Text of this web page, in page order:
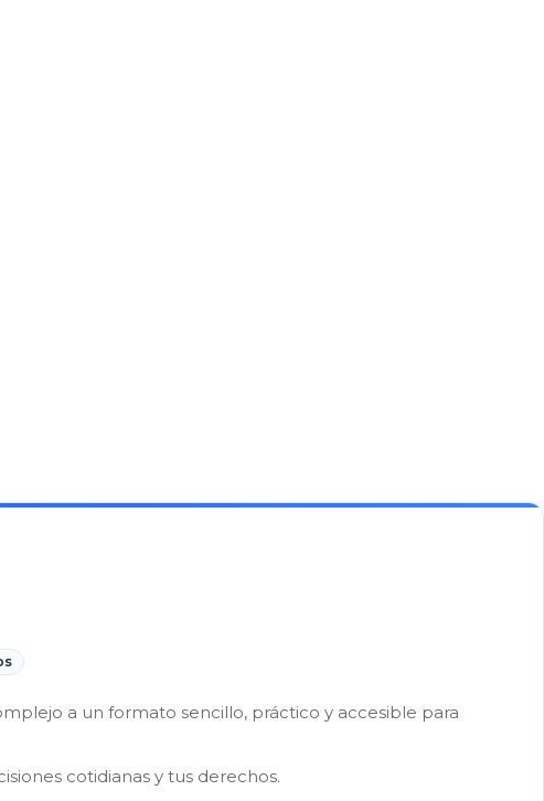
a un formato sencillo, práctico y accesible para
cotidianas y tus derechos.